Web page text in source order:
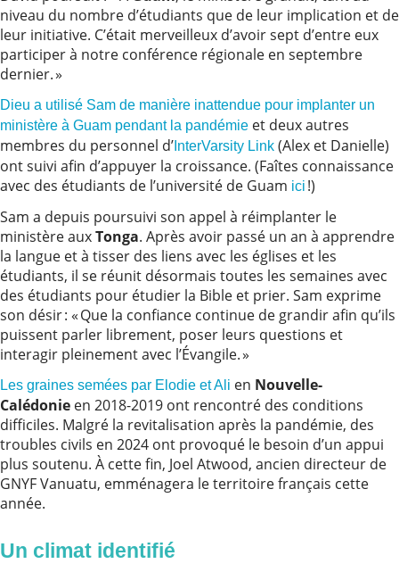
niveau du nombre d’étudiants que de leur implication et de
leur initiative. C’était merveilleux d’avoir sept d’entre eux
participer à notre conférence régionale en septembre
dernier. »
Dieu a utilisé Sam de manière inattendue pour implanter un
ministère à Guam pendant la pandémie et deux autres
membres du personnel d’ InterVarsity Link (Alex et Danielle)
ont suivi afin d’appuyer la croissance. (Faîtes connaissance
avec des étudiants de l’université de Guam ici !)
Sam a depuis poursuivi son appel à réimplanter le
ministère auxTonga. Après avoir passé un an à apprendre
la langue et à tisser des liens avec les églises et les
étudiants, il se réunit désormais toutes les semaines avec
des étudiants pour étudier la Bible et prier. Sam exprime
son désir : « Que la confiance continue de grandir afin qu’ils
puissent parler librement, poser leurs questions et
interagir pleinement avec l’Évangile. »
Les graines semées par Elodie et Ali en Nouvelle-
Calédonie en 2018-2019 ont rencontré des conditions
difficiles. Malgré la revitalisation après la pandémie, des
troubles civils en 2024 ont provoqué le besoin d’un appui
plus soutenu. À cette fin, Joel Atwood, ancien directeur de
GNYF Vanuatu, emménagera le territoire français cette
année.
Un climat identifié